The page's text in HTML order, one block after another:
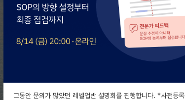
그동안 문의가 많았던 레벨업반 설명회를 진행합니다. *사전등록